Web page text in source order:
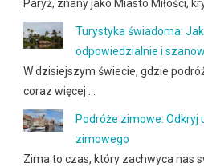
Paryż, znany jako Miasto Miłości,
Turystyka świadoma:
odpowiedzialnie i
W dzisiejszym świecie, gdzie
coraz więcej …
Podróże zimowe: Odkryj
zimowego
Zima to czas, który zachwyca nas